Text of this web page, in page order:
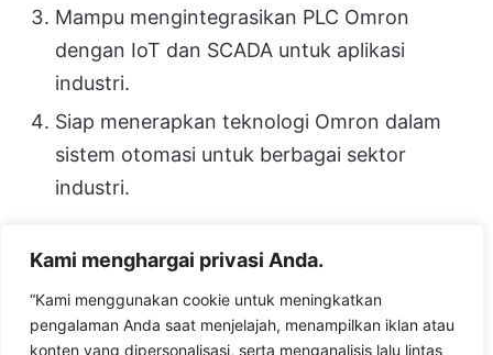
Kami menghargai privasi Anda.
“Kami menggunakan cookie untuk meningkatkan
pengalaman Anda saat menjelajah, menampilkan iklan atau
konten yang dipersonalisasi, serta menganalisis lalu lintas
Mampu mengintegrasikan PLC Omron
dengan IoT dan SCADA untuk aplikasi
industri.
Siap menerapkan teknologi Omron dalam
sistem otomasi untuk berbagai sektor
industri.
Facebook
X LinkedInMessengerWhatsApp